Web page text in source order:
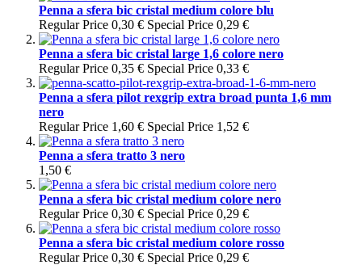
Penna a sfera bic cristal medium colore blu
Regular Price 0,30 € Special Price 0,29 €
Penna a sfera bic cristal large 1,6 colore nero
Regular Price 0,35 € Special Price 0,33 €
Penna a sfera pilot rexgrip extra broad punta 1,6 mm
nero
Regular Price 1,60 € Special Price 1,52 €
Penna a sfera tratto 3 nero
1,50 €
Penna a sfera bic cristal medium colore nero
Regular Price 0,30 € Special Price 0,29 €
Penna a sfera bic cristal medium colore rosso
Regular Price 0,30 € Special Price 0,29 €